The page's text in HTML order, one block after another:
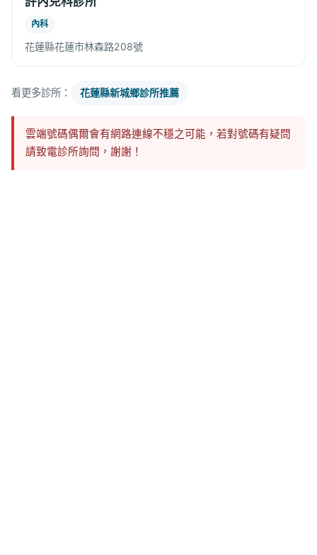
內科
花蓮縣花蓮市林森路208號
看更多診所： 花蓮縣新城鄉診所推薦
雲端號碼偶爾會有網路連線不穩之可能，若對號碼有疑問
請致電診所詢問，謝謝！